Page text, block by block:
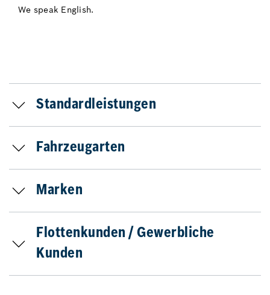
We speak English.
Standardleistungen
Fahrzeugarten
Marken
Flottenkunden / Gewerbliche
Kunden